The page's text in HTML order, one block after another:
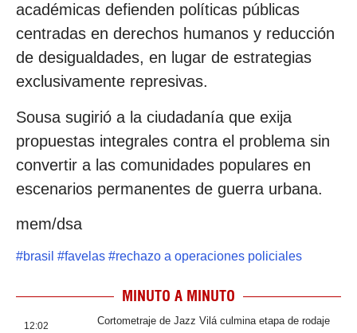
académicas defienden políticas públicas
centradas en derechos humanos y reducción
de desigualdades, en lugar de estrategias
exclusivamente represivas.
Sousa sugirió a la ciudadanía que exija
propuestas integrales contra el problema sin
convertir a las comunidades populares en
escenarios permanentes de guerra urbana.
mem/dsa
#brasil #favelas #rechazo a operaciones policiales
MINUTO A MINUTO
12:02
Cortometraje de Jazz Vilá culmina etapa de rodaje